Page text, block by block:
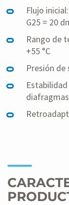
Flujo
G25 = 20
Rango de
+55 °C
Presión de